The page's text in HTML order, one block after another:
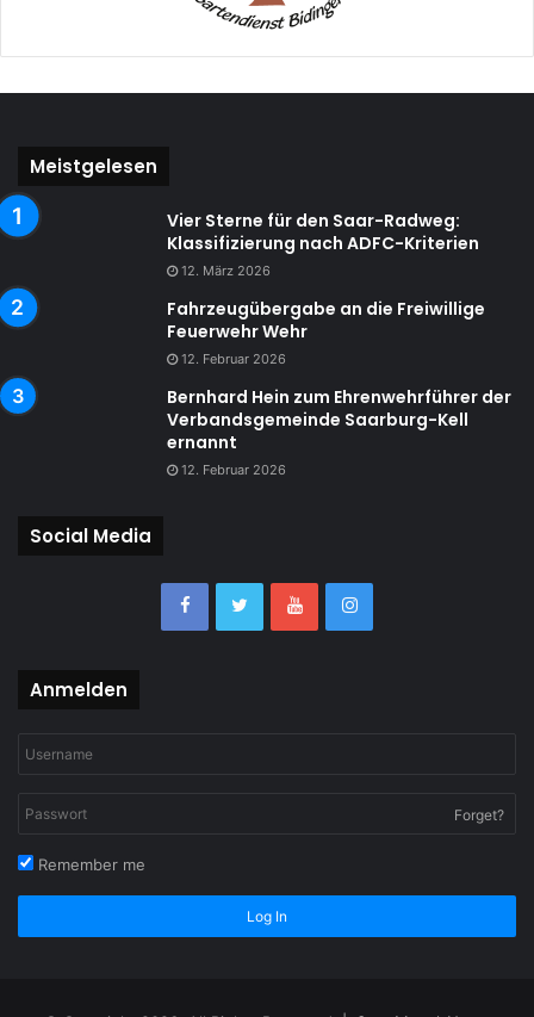
Meistgelesen
Vier Sterne für den Saar-Radweg:
Klassifizierung nach ADFC-Kriterien
12. März 2026
Fahrzeugübergabe an die Freiwillige
Feuerwehr Wehr
12. Februar 2026
Bernhard Hein zum Ehrenwehrführer der
Verbandsgemeinde Saarburg-Kell
ernannt
12. Februar 2026
Social Media
Anmelden
Forget?
Remember me
Log In